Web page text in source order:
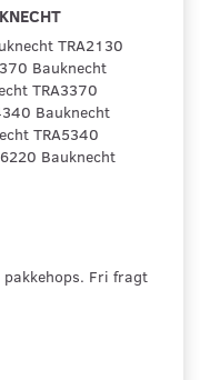
TRA2130
Bauknecht
TRA3370
Bauknecht
TRA5340
Bauknecht
Fri fragt